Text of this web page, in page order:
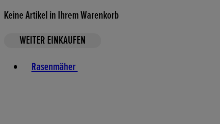
Keine Artikel in Ihrem Warenkorb
WEITER EINKAUFEN
Rasenmäher